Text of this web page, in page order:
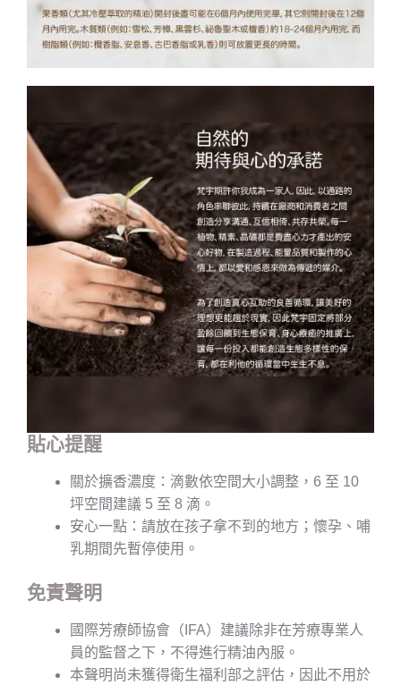
貼心提醒
關於擴香濃度：滴數依空間大小調整，6 至 10
坪空間建議 5 至 8 滴。
安心一點：請放在孩子拿不到的地方；懷孕、哺
乳期間先暫停使用。
免責聲明
國際芳療師協會（IFA）建議除非在芳療專業人
員的監督之下，不得進行精油內服。
本聲明尚未獲得衛生福利部之評估，因此不用於